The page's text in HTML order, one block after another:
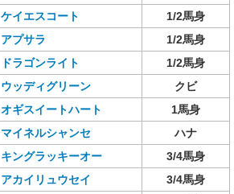
ケイエスコート
1/2馬身
アプサラ
1/2馬身
ドラゴンライト
1/2馬身
ウッディグリーン
クビ
オギスイートハート
1馬身
マイネルシャンセ
ハナ
キングラッキーオー
3/4馬身
アカイリュウセイ
3/4馬身